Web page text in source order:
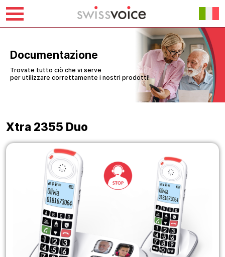
contenuto
Documentazione
Trovate tutto ciò che vi serve
per utilizzare correttamente i nostri prodotti!
Xtra 2355 Duo